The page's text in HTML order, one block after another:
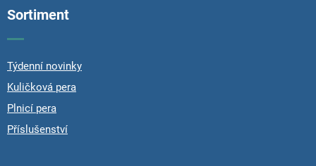
Sortiment
Týdenní novinky
Kuličková pera
Plnicí pera
Příslušenství